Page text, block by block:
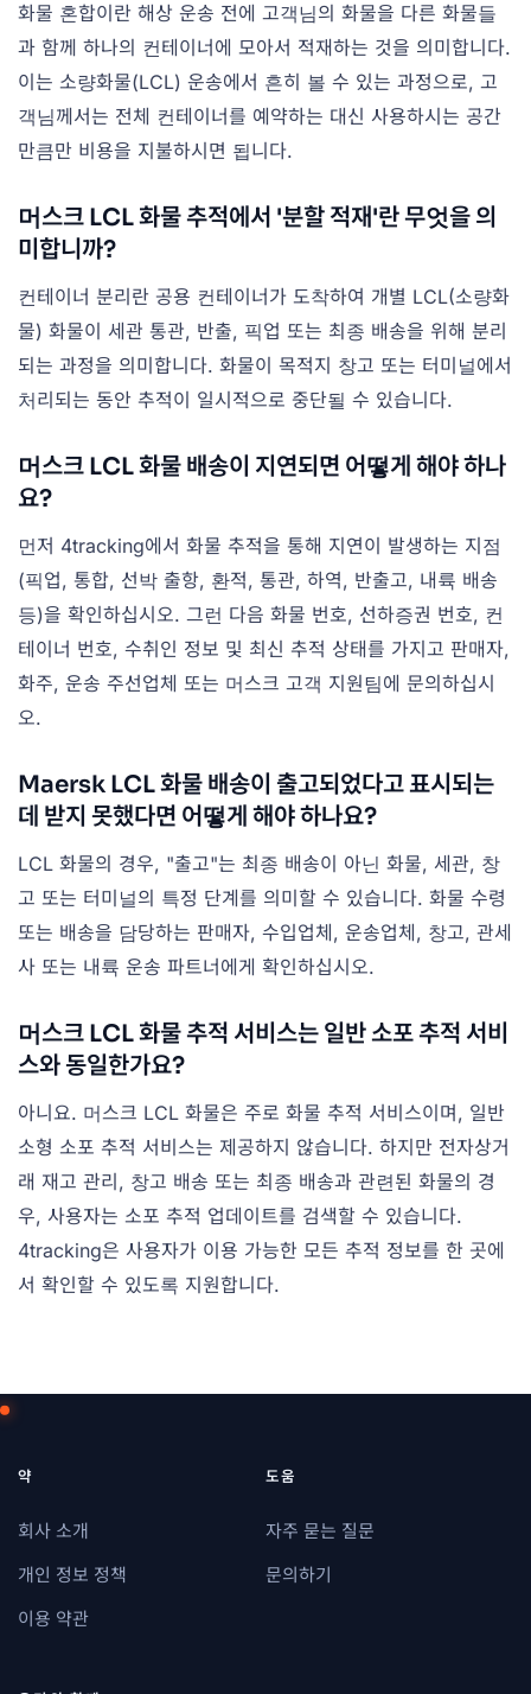
화물 혼합이란 해상 운송 전에 고객님의 화물을 다른 화물들
과 함께 하나의 컨테이너에 모아서 적재하는 것을 의미합니다.
이는 소량화물(LCL) 운송에서 흔히 볼 수 있는 과정으로, 고
객님께서는 전체 컨테이너를 예약하는 대신 사용하시는 공간
만큼만 비용을 지불하시면 됩니다.
머스크 LCL 화물 추적에서 '분할 적재'란 무엇을 의
미합니까?
컨테이너 분리란 공용 컨테이너가 도착하여 개별 LCL(소량화
물) 화물이 세관 통관, 반출, 픽업 또는 최종 배송을 위해 분리
되는 과정을 의미합니다. 화물이 목적지 창고 또는 터미널에서
처리되는 동안 추적이 일시적으로 중단될 수 있습니다.
머스크 LCL 화물 배송이 지연되면 어떻게 해야 하나
요?
먼저 4tracking에서 화물 추적을 통해 지연이 발생하는 지점
(픽업, 통합, 선박 출항, 환적, 통관, 하역, 반출고, 내륙 배송
등)을 확인하십시오. 그런 다음 화물 번호, 선하증권 번호, 컨
테이너 번호, 수취인 정보 및 최신 추적 상태를 가지고 판매자,
화주, 운송 주선업체 또는 머스크 고객 지원팀에 문의하십시
오.
Maersk LCL 화물 배송이 출고되었다고 표시되는
데 받지 못했다면 어떻게 해야 하나요?
LCL 화물의 경우, "출고"는 최종 배송이 아닌 화물, 세관, 창
고 또는 터미널의 특정 단계를 의미할 수 있습니다. 화물 수령
또는 배송을 담당하는 판매자, 수입업체, 운송업체, 창고, 관세
사 또는 내륙 운송 파트너에게 확인하십시오.
머스크 LCL 화물 추적 서비스는 일반 소포 추적 서비
스와 동일한가요?
아니요. 머스크 LCL 화물은 주로 화물 추적 서비스이며, 일반
소형 소포 추적 서비스는 제공하지 않습니다. 하지만 전자상거
래 재고 관리, 창고 배송 또는 최종 배송과 관련된 화물의 경
우, 사용자는 소포 추적 업데이트를 검색할 수 있습니다.
4tracking은 사용자가 이용 가능한 모든 추적 정보를 한 곳에
서 확인할 수 있도록 지원합니다.
약
회사 소개
개인 정보 정책
이용 약관
도움
자주 묻는 질문
문의하기